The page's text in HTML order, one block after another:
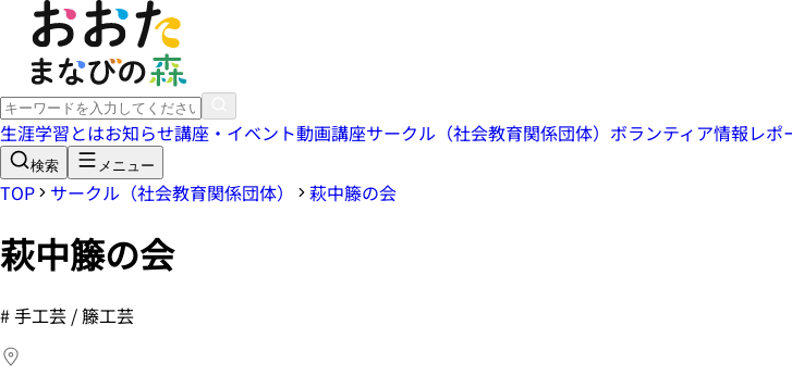
生涯学習とはお知らせ講座・イベント動画講座サークル（社会教育関係団体） ボランティア情報レポ
検索 メニュー
TOP サークル（社会教育関係団体） 萩中籐の会
萩中籐の会
#手工芸 / 籐工芸